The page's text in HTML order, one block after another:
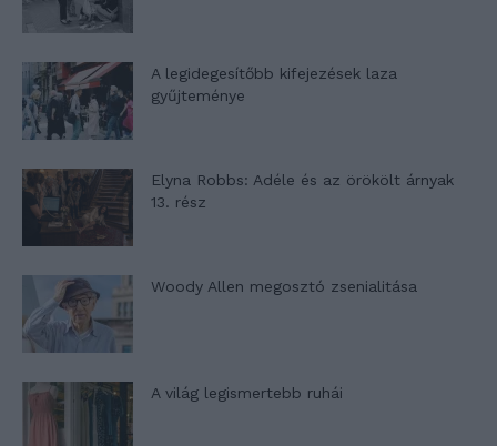
A legidegesítőbb kifejezések laza
gyűjteménye
Elyna Robbs: Adéle és az örökölt árnyak
13. rész
Woody Allen megosztó zsenialitása
A világ legismertebb ruhái